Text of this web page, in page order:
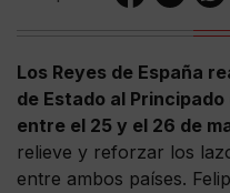
Los Reyes de España
de Estado al
entre el 25 y el 26 de
relieve y reforzar los
entre ambos países.